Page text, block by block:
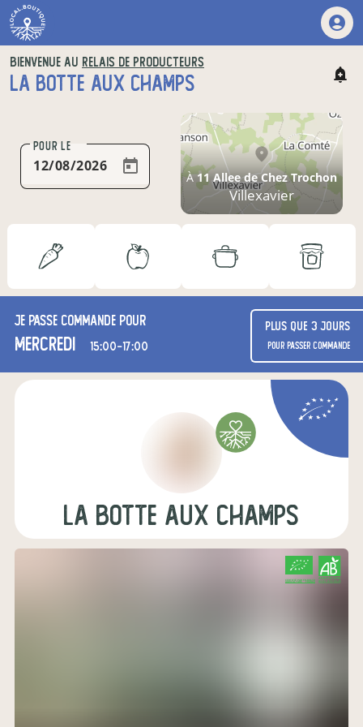
BIENVENUE AU RELAIS DE PRODUCTEURS
LA BOTTE AUX CHAMPS
POUR LE
À11 Allee de Chez Trochon
Villexavier
Je passe commande pour
mercredi 15:00-17:00
Plus que 3 jours
pour passer commande
LA BOTTE AUX CHAMPS
CERTIFIÉ PAR FR-BIO-10
AGRICULTURE FRANCE